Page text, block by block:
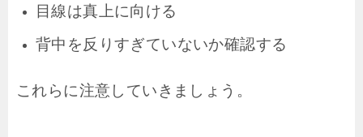
目線は真上に向ける
背中を反りすぎていないか確認する
これらに注意していきましょう。